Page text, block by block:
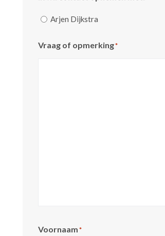
Arjen Dijkstra
Vraag of opmerking*
Voornaam*